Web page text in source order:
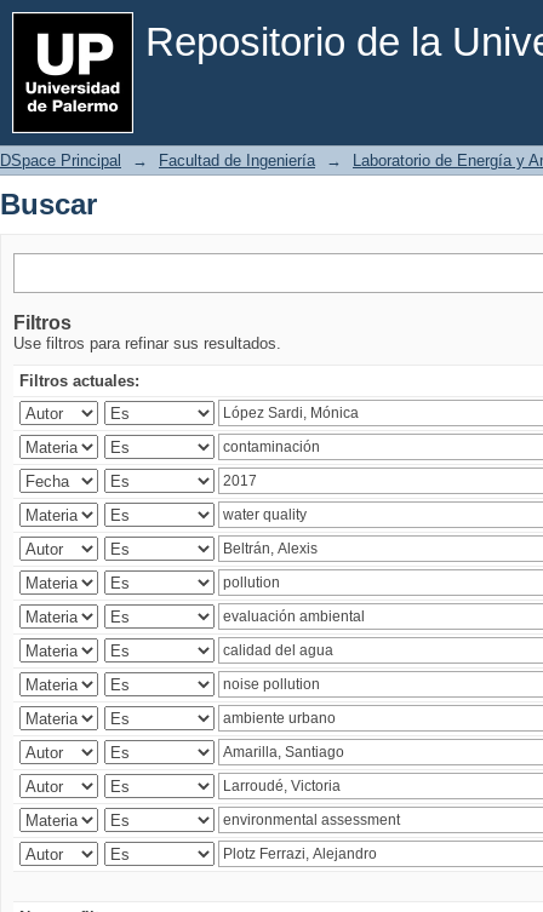
Repositorio de la
Buscar
DSpace Principal → Facultad de Ingeniería → Laboratorio de Energía y
Buscar
Filtros
Use filtros para refinar sus resultados.
Filtros actuales: